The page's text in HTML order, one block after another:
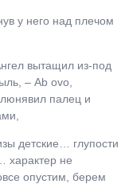
у него над плечом
вытащил из-под
– Ab ovo,
палец и
детские… глупости
характер не
опустим, берем